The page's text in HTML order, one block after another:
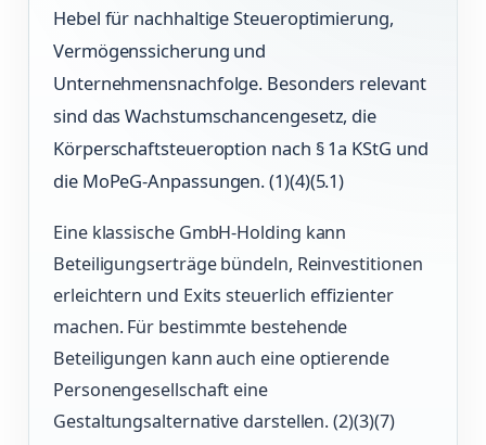
Hebel für nachhaltige Steueroptimierung,
Vermögenssicherung und
Unternehmensnachfolge. Besonders relevant
sind das Wachstumschancengesetz, die
Körperschaftsteueroption nach § 1a KStG und
die MoPeG-Anpassungen. (1)(4)(5.1)
Eine klassische GmbH-Holding kann
Beteiligungserträge bündeln, Reinvestitionen
erleichtern und Exits steuerlich effizienter
machen. Für bestimmte bestehende
Beteiligungen kann auch eine optierende
Personengesellschaft eine
Gestaltungsalternative darstellen. (2)(3)(7)